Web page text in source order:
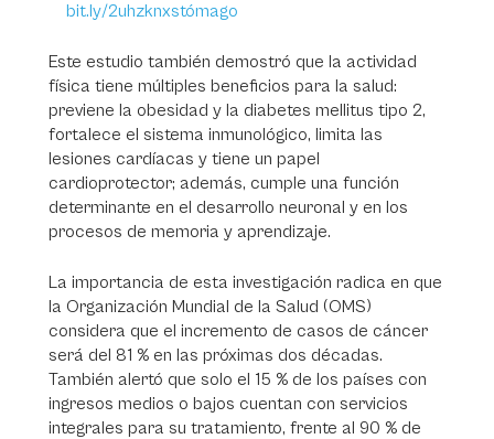
bit.ly/2uhzknxstómago
Este estudio también demostró que la actividad
física tiene múltiples beneficios para la salud:
previene la obesidad y la diabetes mellitus tipo 2,
fortalece el sistema inmunológico, limita las
lesiones cardíacas y tiene un papel
cardioprotector; además, cumple una función
determinante en el desarrollo neuronal y en los
procesos de memoria y aprendizaje.
La importancia de esta investigación radica en que
la Organización Mundial de la Salud (OMS)
considera que el incremento de casos de cáncer
será del 81 % en las próximas dos décadas.
También alertó que solo el 15 % de los países con
ingresos medios o bajos cuentan con servicios
integrales para su tratamiento, frente al 90 % de